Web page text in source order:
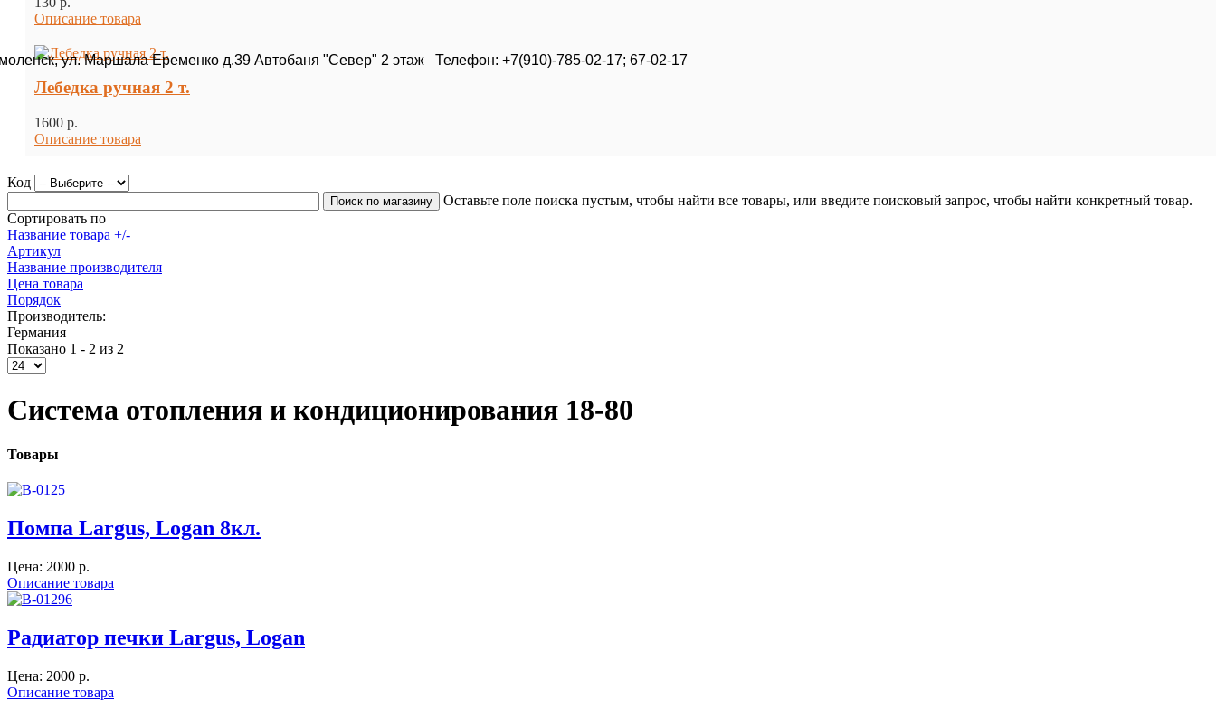
ул. Маршала Еременко д.39 Автобаня "Север" 2 этаж Телефон: +7(910)-785-02-17; 67-02-17
Описание товара
Лебедка ручная 2 т.
1600 p.
Описание товара
Код
Оставьте поле поиска пустым, чтобы найти все товары, или введите поисковый запрос, чтобы найти конкретный товар.
Сортировать по
Название товара +/-
Артикул
Название производителя
Цена товара
Порядок
Производитель:
Германия
Показано 1 - 2 из 2
Система отопления и кондиционирования 18-80
Товары
Помпа Largus, Logan 8кл.
Цена: 2000 p.
Описание товара
Радиатор печки Largus, Logan
Цена: 2000 p.
Описание товара